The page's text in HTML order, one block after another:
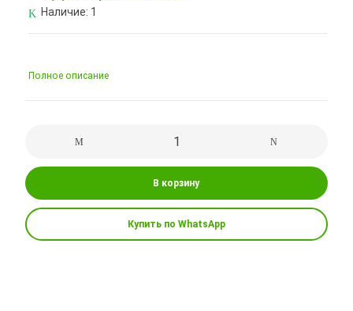
Наличие: 1
Полное описание
В корзину
Купить по WhatsApp